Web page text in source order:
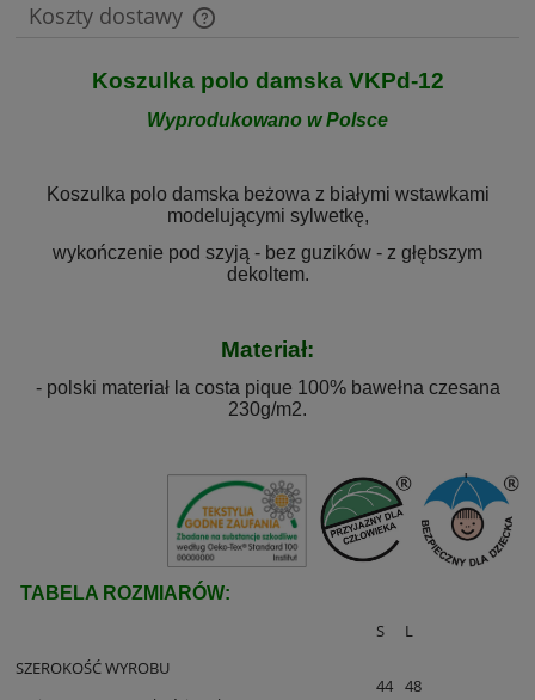
Koszty dostawy
Cena nie zawiera ewentualnych kosztów płatności
Koszulka polo damska VKPd-12
Wyprodukowano w Polsce
Koszulka polo damska beżowa z białymi wstawkami
modelującymi sylwetkę,
wykończenie pod szyją - bez guzików - z głębszym
dekoltem.
Materiał:
- polski materiał la costa pique 100% bawełna czesana
230g/m2.
TABELA ROZMIARÓW:
S
L
SZEROKOŚĆ WYROBU
44 48